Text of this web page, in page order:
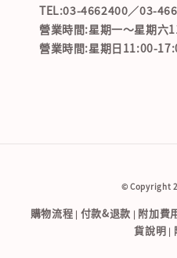
TEL:03-4662400／03-
營業時間:星期一～星期六
營業時間:星期日11:00-
© Copyright
購物流程 | 付款&退款 | 附加費
貨說明 |